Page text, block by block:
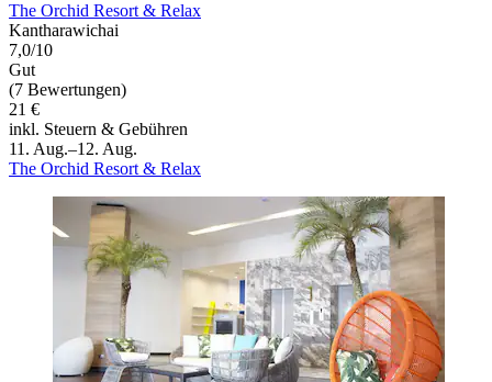
The Orchid Resort & Relax
Kantharawichai
7,0/10
Gut
(7 Bewertungen)
21 €
inkl. Steuern & Gebühren
11. Aug.–12. Aug.
The Orchid Resort & Relax